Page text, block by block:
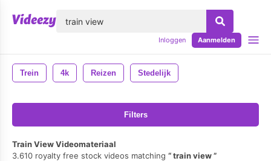
Inloggen Aanmelden
Trein 4k Reizen Stedelijk
Filters
Train View Videomateriaal
3.610 royalty free stock videos matching
train view